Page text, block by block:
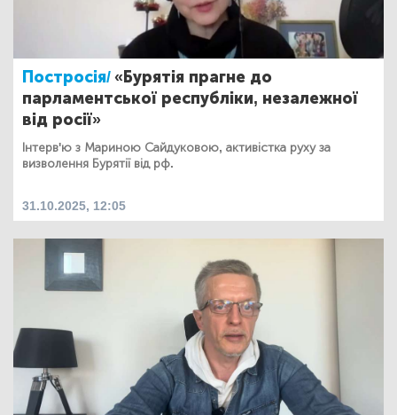
Постросія/«Бурятія прагне до
парламентської республіки, незалежної
від росії»
Інтерв'ю з Мариною Сайдуковою, активістка руху за
визволення Бурятії від рф.
31.10.2025, 12:05